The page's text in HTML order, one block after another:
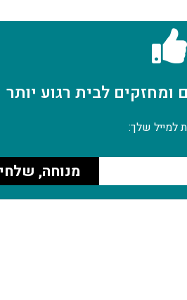
לבית רגוע יותר
למייל שלך:
מנוחה,